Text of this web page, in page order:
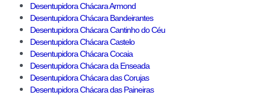
Desentupidora Chácara Armond
Desentupidora Chácara Bandeirantes
Desentupidora Chácara Cantinho do Céu
Desentupidora Chácara Castelo
Desentupidora Chácara Cocaia
Desentupidora Chácara da Enseada
Desentupidora Chácara das Corujas
Desentupidora Chácara das Paineiras